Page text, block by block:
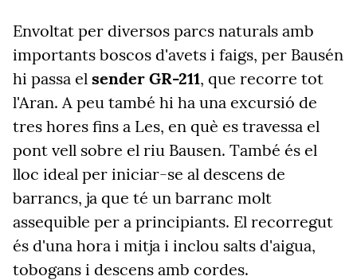
Envoltat per diversos parcs naturals amb
importants boscos d'avets i faigs, per Bausén
hi passa el sender GR-211, que recorre tot
l'Aran. A peu també hi ha una excursió de
tres hores fins a Les, en què es travessa el
pont vell sobre el riu Bausen. També és el
lloc ideal per iniciar-se al descens de
barrancs, ja que té un barranc molt
assequible per a principiants. El recorregut
és d'una hora i mitja i inclou salts d'aigua,
tobogans i descens amb cordes.